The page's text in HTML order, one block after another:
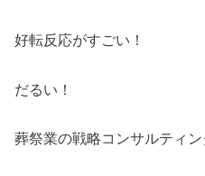
好転反応がすごい！
だるい！
葬祭業の戦略コンサルティ